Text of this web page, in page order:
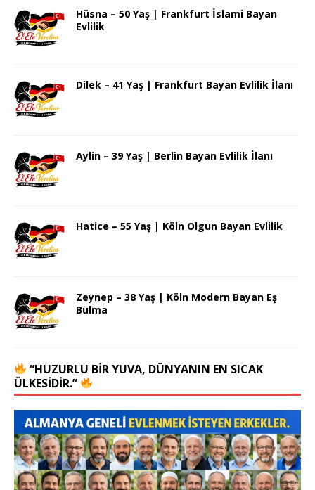
Hüsna – 50 Yaş | Frankfurt İslami Bayan
Evlilik
Dilek – 41 Yaş | Frankfurt Bayan Evlilik İlanı
Aylin – 39 Yaş | Berlin Bayan Evlilik İlanı
Hatice – 55 Yaş | Köln Olgun Bayan Evlilik
Zeynep – 38 Yaş | Köln Modern Bayan Eş
Bulma
“HUZURLU BIR YUVA, DÜNYANIN EN SICAK
ÜLKESIDIR.”